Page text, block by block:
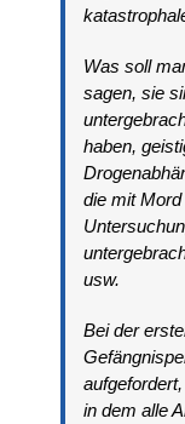
Was soll
sagen, sie
haben,
die mit
usw.
Bei der
in dem alle